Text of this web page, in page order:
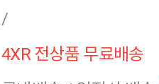
/
4XR 전상품 무료배송